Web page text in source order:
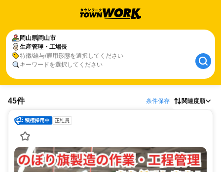
岡山県 岡山市
生産管理・工場長
特徴/給与/雇用形態を選択してください
キーワードを選択してください
45件 条件保存 関連度順
正社員